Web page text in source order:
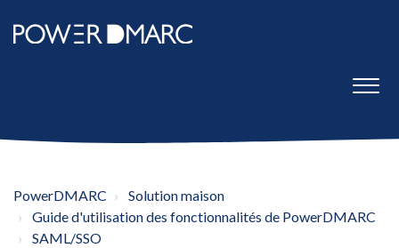
PowerDMARC
Solution maison
Guide d'utilisation des fonctionnalités de PowerDMARC
SAML/SSO